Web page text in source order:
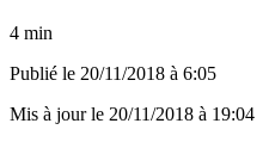
4 min
Publié le 20/11/2018 à 6:05
Mis à jour le 20/11/2018 à 19:04